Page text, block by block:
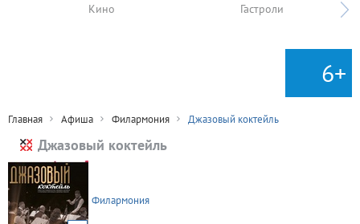
Кино Гастроли
6+
Главная Афиша Филармония Джазовый коктейль
Джазовый коктейль
Филармония